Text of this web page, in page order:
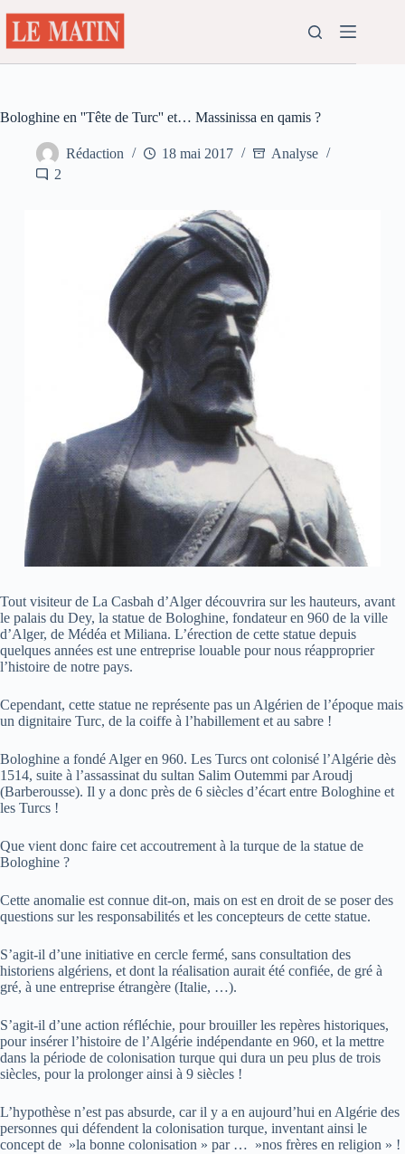
au
contenu
Bologhine en ''Tête de Turc'' et… Massinissa en qamis ?
Rédaction 18 mai 2017
Analyse
2
Tout visiteur de La Casbah d’Alger découvrira sur les hauteurs, avant
le palais du Dey, la statue de Bologhine, fondateur en 960 de la ville
d’Alger, de Médéa et Miliana. L’érection de cette statue depuis
quelques années est une entreprise louable pour nous réapproprier
l’histoire de notre pays.
Cependant, cette statue ne représente pas un Algérien de l’époque mais
un dignitaire Turc, de la coiffe à l’habillement et au sabre !
Bologhine a fondé Alger en 960. Les Turcs ont colonisé l’Algérie dès
1514, suite à l’assassinat du sultan Salim Outemmi par Aroudj
(Barberousse). Il y a donc près de 6 siècles d’écart entre Bologhine et
les Turcs !
Que vient donc faire cet accoutrement à la turque de la statue de
Bologhine ?
Cette anomalie est connue dit-on, mais on est en droit de se poser des
questions sur les responsabilités et les concepteurs de cette statue.
S’agit-il d’une initiative en cercle fermé, sans consultation des
historiens algériens, et dont la réalisation aurait été confiée, de gré à
gré, à une entreprise étrangère (Italie, …).
S’agit-il d’une action réfléchie, pour brouiller les repères historiques,
pour insérer l’histoire de l’Algérie indépendante en 960, et la mettre
dans la période de colonisation turque qui dura un peu plus de trois
siècles, pour la prolonger ainsi à 9 siècles !
L’hypothèse n’est pas absurde, car il y a en aujourd’hui en Algérie des
personnes qui défendent la colonisation turque, inventant ainsi le
concept de »la bonne colonisation » par … »nos frères en religion » !